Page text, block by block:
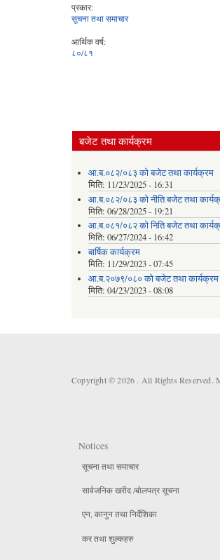
प्रकार:
सूचना तथा समाचार
आर्थिक वर्ष:
८०/८१
बजेट तथा कार्यक्रम
आ.ब.०८२/०८३ को बजेट तथा कार्यक्रम
मिति: 11/23/2025 - 16:31
आ.ब.०८२/०८३ को नीति बजेट तथा
मिति: 06/28/2025 - 19:21
आ.ब.०८१/०८२ को निति बजेट तथा
मिति: 06/27/2024 - 16:42
बार्षिक कार्यक्रम
मिति: 11/29/2023 - 07:45
आ.ब.२०७९/०८० को बजेट तथा कार्यक्रम
मिति: 04/23/2023 - 08:08
Copyright © 2026 . All Rights Reserved.
Notices
सूचना तथा समाचार
सार्वजनिक खरीद /बोलपत्र सूचना
एन, कानुन तथा निर्देशिका
कर तथा शुल्कहरु